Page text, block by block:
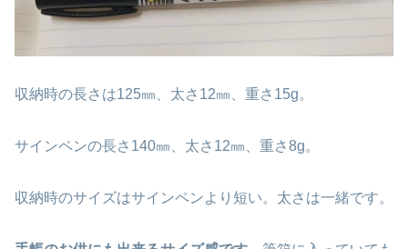
収納時の長さは125㎜、太さ12㎜、重さ15g。
サインペンの長さ140㎜、太さ12㎜、重さ8g。
収納時のサイズはサインペンより短い。太さは一緒です。